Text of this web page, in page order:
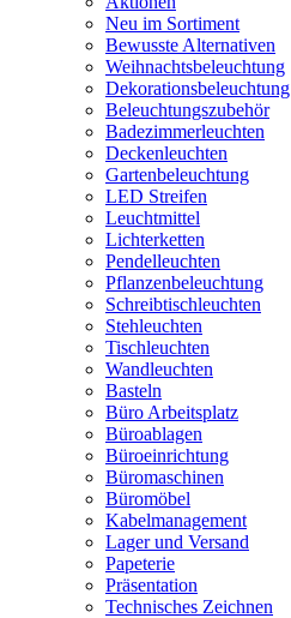
Neu im Sortiment
Bewusste Alternativen
Weihnachtsbeleuchtung
Dekorationsbeleuchtung
Beleuchtungszubehör
Badezimmerleuchten
Deckenleuchten
Gartenbeleuchtung
LED Streifen
Leuchtmittel
Lichterketten
Pendelleuchten
Pflanzenbeleuchtung
Schreibtischleuchten
Stehleuchten
Tischleuchten
Wandleuchten
Basteln
Büro Arbeitsplatz
Büroablagen
Büroeinrichtung
Büromaschinen
Büromöbel
Kabelmanagement
Lager und Versand
Papeterie
Präsentation
Technisches Zeichnen